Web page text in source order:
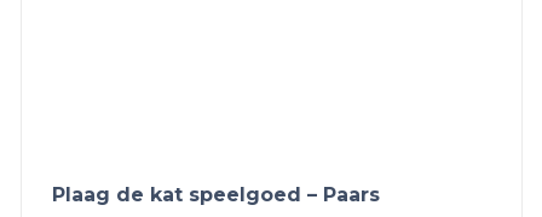
Plaag de kat speelgoed – Paars